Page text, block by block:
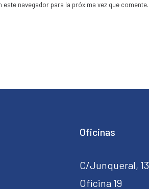
navegador para la próxima vez que comente.
Oficinas
C/Junqueral, 13
Oficina 19